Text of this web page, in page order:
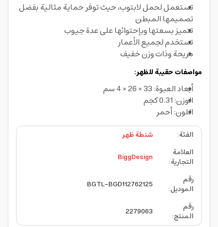
تستعمل لحمل لابتوب، حيث توفر حماية مثالية بفضل
تصميمها المبطن
تتميز بسعتها وبإحتوائها على عدة جيوب
تستخدم لجميع الأعمار
مريحة وذات وزن خفيف
مواصفات حقيبة للظهر:
أبعاد العبوة: 33 × 26 × 4 سم
الوزن: 0.31 كجم
اللون: أحمر
الفئة:
شنطة ظهر
العلامة
التجارية:
BiggDesign
رقم
الموديل:
BGTL-BGD112762125
رقم
المنتج:
2279063